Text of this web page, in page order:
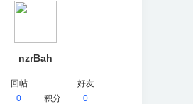
nzrBah
回帖
0
积分
好友
0